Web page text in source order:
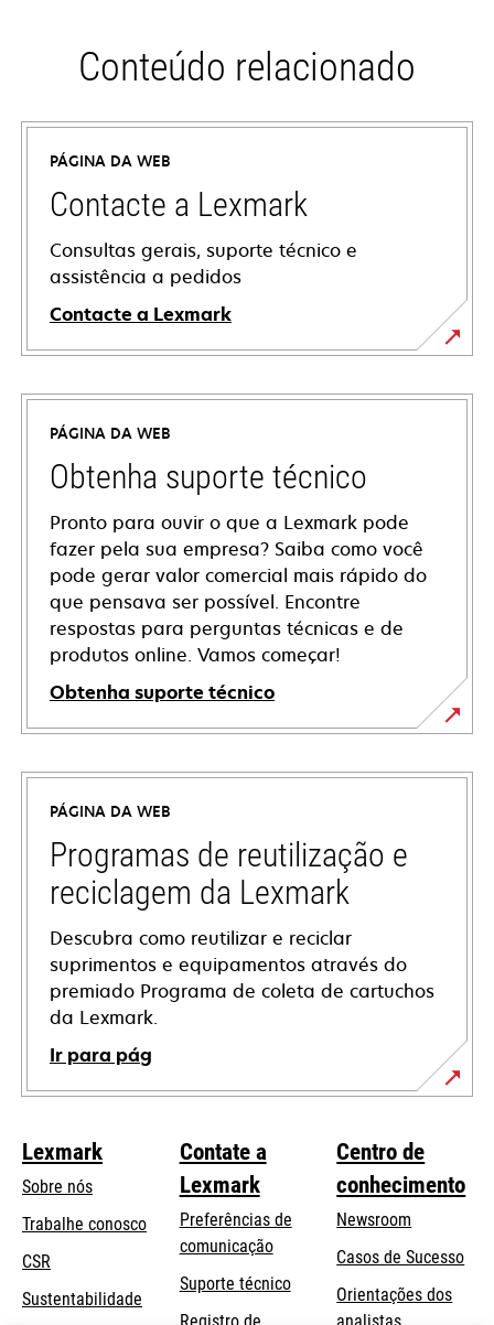
Conteúdo relacionado
PÁGINA DA WEB
Contacte a Lexmark
Consultas gerais, suporte técnico e
assistência a pedidos
Contacte a Lexmark
PÁGINA DA WEB
Obtenha suporte técnico
Pronto para ouvir o que a Lexmark pode
fazer pela sua empresa? Saiba como você
pode gerar valor comercial mais rápido do
que pensava ser possível. Encontre
respostas para perguntas técnicas e de
produtos online. Vamos começar!
Obtenha suporte técnico
abre
em
nova
guia
PÁGINA DA WEB
Programas de reutilização e
reciclagem da Lexmark
Descubra como reutilizar e reciclar
suprimentos e equipamentos através do
premiado Programa de coleta de cartuchos
da Lexmark.
Ir para pág
Lexmark
Sobre nós
Trabalhe conosco
CSR
Sustentabilidade
Contate a
Lexmark
Preferências de
comunicação
Suporte técnicoabre
Centro de
conhecimento
Newsroom
Casos de Sucesso
Orientações dos